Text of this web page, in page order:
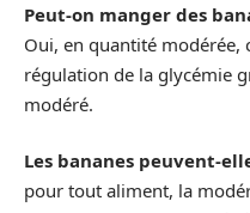
Peut-on manger des
Oui, en quantité modérée,
régulation de la glycémie
modéré.
Les bananes peuvent-
pour tout aliment, la